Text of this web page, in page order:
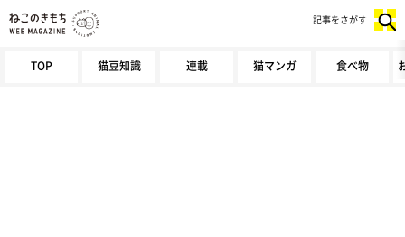
TOP 猫豆知識 連載 猫マンガ 食べ物
記事をさがす